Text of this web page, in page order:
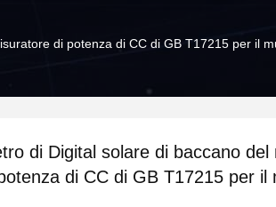
di potenza di CC di GB T17215 per il
di Digital solare di baccano del
di CC di GB T17215 per il